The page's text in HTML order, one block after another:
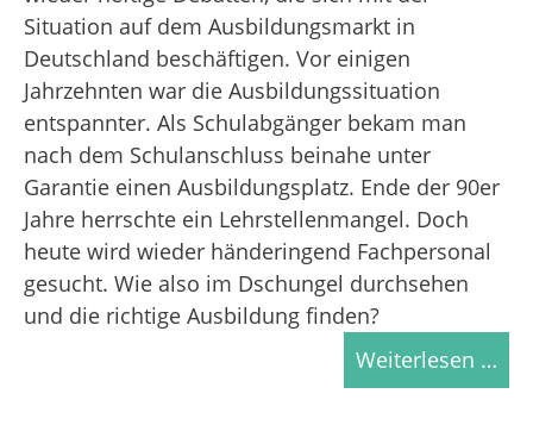
Situation auf dem Ausbildungsmarkt in
Deutschland beschäftigen. Vor einigen
Jahrzehnten war die Ausbildungssituation
entspannter. Als Schulabgänger bekam man
nach dem Schulanschluss beinahe unter
Garantie einen Ausbildungsplatz. Ende der 90er
Jahre herrschte ein Lehrstellenmangel. Doch
heute wird wieder händeringend Fachpersonal
gesucht. Wie also im Dschungel durchsehen
und die richtige Ausbildung finden?
Weiterlesen …